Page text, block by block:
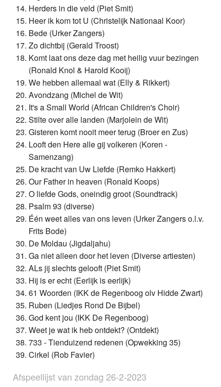
Herders in die veld (Piet Smit)
Heer ik kom tot U (Christelijk Nationaal Koor)
Bede (Urker Zangers)
Zo dichtbij (Gerald Troost)
Komt laat ons deze dag met heilig vuur bezingen
(Ronald Knol & Harold Kooij)
We hebben allemaal wat (Elly & Rikkert)
Avondzang (Michel de Wit)
It's a Small World (African Children's Choir)
Stilte over alle landen (Marjolein de Wit)
Gisteren komt nooit meer terug (Broer en Zus)
Looft den Here alle gij volkeren (Koren -
Samenzang)
De kracht van Uw Liefde (Remko Hakkert)
Our Father in heaven (Ronald Koops)
O liefde Gods, oneindig groot (Soundtrack)
Psalm 93 (diverse)
Één weet alles van ons leven (Urker Zangers o.l.v.
Frits Bode)
De Moldau (Jigdaljahu)
Ga niet alleen door het leven (Diverse artiesten)
ALs jij slechts gelooft (Piet Smit)
Hij is er echt (Eerlijk is eerlijk)
61 Woorden (IKK de Regenboog olv Hidde Zwart)
Ruben (Liedjes Rond De Bijbel)
God kent jou (IKK De Regenboog)
Weet je wat ik heb ontdekt? (Ontdekt)
733 - Tienduizend redenen (Opwekking 35)
Cirkel (Rob Favier)
Afspeellijst van zondag 26-2-2023